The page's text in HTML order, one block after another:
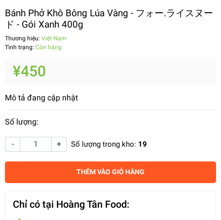
Bánh Phở Khô Bông Lúa Vàng - フォー.ライスヌー
ド - Gói Xanh 400g
Thương hiệu: Việt Nam
Tình trạng: Còn hàng
¥450
Mô tả đang cập nhật
Số lượng:
- + Số lượng trong kho: 19
THÊM VÀO GIỎ HÀNG
Chỉ có tại Hoàng Tân Food: